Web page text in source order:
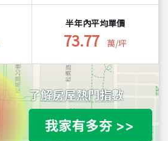
半年內平均單價
73.77 萬/坪